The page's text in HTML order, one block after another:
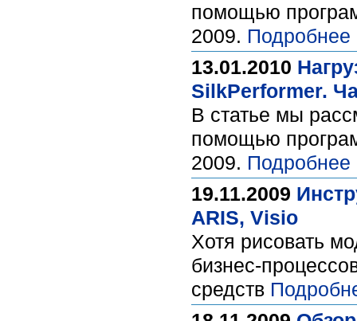
помощью
2009. Подробнее
13.01.2010
SilkPerformer.
В статье мы
помощью
2009. Подробнее
19.11.2009
ARIS, Visio
Хотя рисовать
бизнес-
средств